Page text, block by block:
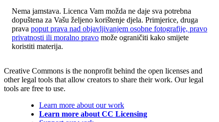
Nema jamstava. Licenca Vam možda ne daje sva potrebna
dopuštena za Vašu željeno korištenje djela. Primjerice, druga
prava poput prava nad objavljivanjem osobne fotografije, pravo
privatnosti ili moralno pravo može ograničiti kako smijete
koristiti materija.
Creative Commons is the nonprofit behind the open licenses and
other legal tools that allow creators to share their work. Our legal
tools are free to use.
Learn more about our work
Learn more about CC Licensing